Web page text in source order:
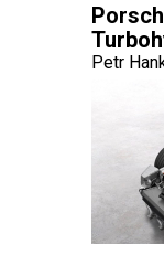
Petr